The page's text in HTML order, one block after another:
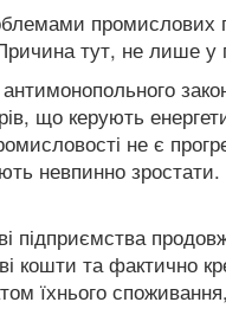
промислових
тут, не лише у
що керують
не є
невпинно
підприємства
кошти та фактично
їхнього